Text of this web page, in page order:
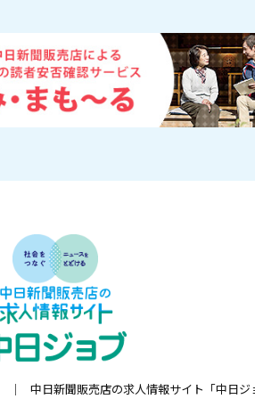
中日新聞販売店の求人情報サイト「中日ジ